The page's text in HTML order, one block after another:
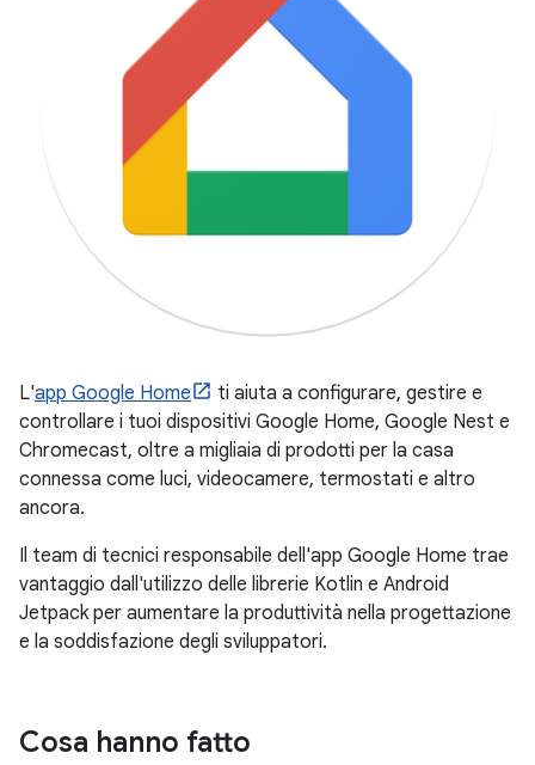
L'app Google Home
ti aiuta a configurare, gestire e
controllare i tuoi dispositivi Google Home, Google Nest e
Chromecast, oltre a migliaia di prodotti per la casa
connessa come luci, videocamere, termostati e altro
ancora.
Il team di tecnici responsabile dell'app Google Home trae
vantaggio dall'utilizzo delle librerie Kotlin e Android
Jetpack per aumentare la produttività nella progettazione
e la soddisfazione degli sviluppatori.
Cosa hanno fatto